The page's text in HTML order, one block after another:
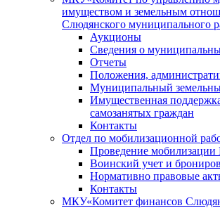
имуществом и земельным
Слюдянского муниципального
Аукционы
Сведения о
Отчеты
Положения,
Муниципальный
Имущественная
самозанятых граждан
Контакты
Отдел по мобилизационной
Проведение
Воинский учет и
Нормативно правовые
Контакты
МКУ«Комитет финансов